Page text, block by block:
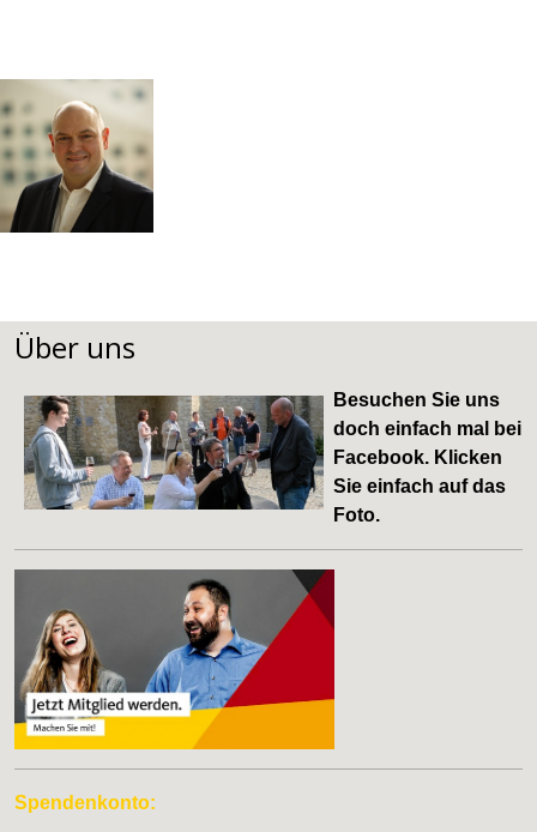
Über uns
Besuchen Sie uns
doch einfach mal bei
Facebook. Klicken
Sie einfach auf das
Foto.
Spendenkonto: